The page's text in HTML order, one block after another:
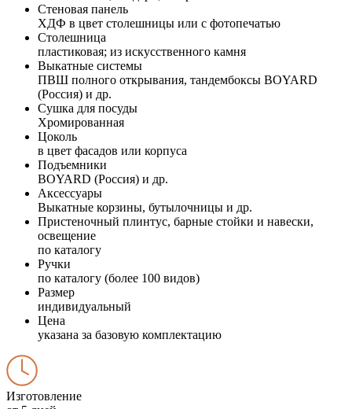
Стеновая панель
ХДФ в цвет столешницы или с фотопечатью
Столешница
пластиковая; из искусственного камня
Выкатные системы
ПВШ полного открывания, тандембоксы BOYARD
(Россия) и др.
Сушка для посуды
Хромированная
Цоколь
в цвет фасадов или корпуса
Подъемники
BOYARD (Россия) и др.
Аксессуары
Выкатные корзины, бутылочницы и др.
Пристеночный плинтус, барные стойки и навески,
освещение
по каталогу
Ручки
по каталогу (более 100 видов)
Размер
индивидуальный
Цена
указана за базовую комплектацию
Изготовление